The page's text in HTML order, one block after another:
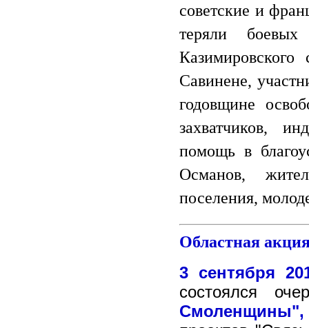
советские и
теряли боевых
Казимировского
Савинене,
годовщине
захватчиков,
помощь в
Османов,
поселения,
Областная
3 сентября
состоялся